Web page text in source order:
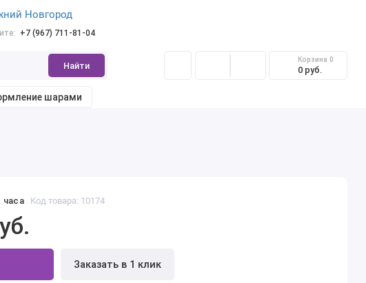
Новгород
+7 (967) 711-81-04
Найти
Корзина 0
0 руб.
шарами
часа Код товара: 10174
Заказать в 1 клик